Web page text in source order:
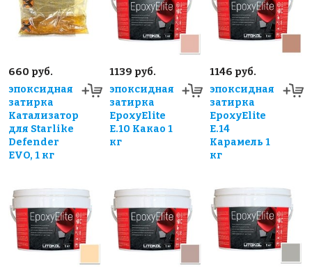
660 руб.
эпоксидная
затирка
Катализатор
для Starlike
Defender
EVO, 1 кг
1139 руб.
эпоксидная
затирка
EpoxyElite
E.10 Какао 1
кг
1146 руб.
эпоксидная
затирка
EpoxyElite
E.14
Карамель 1
кг